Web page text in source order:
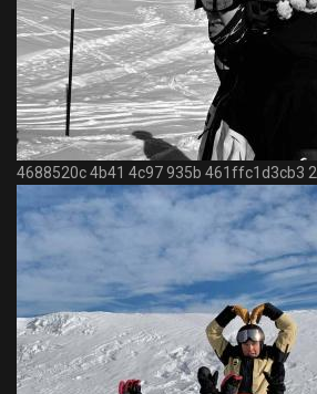
4688520c 4b41 4c97 935b 461ffc1d3cb3 2